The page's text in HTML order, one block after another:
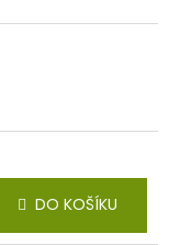
DO KOŠÍKU